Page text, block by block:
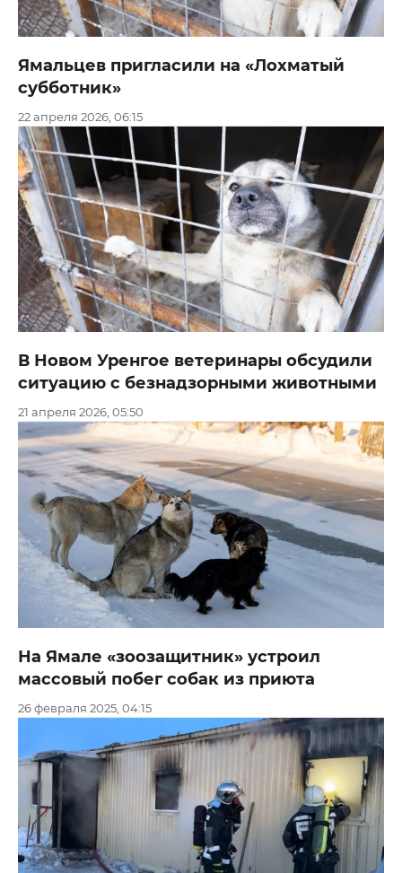
Ямальцев пригласили на «Лохматый
субботник»
22 апреля 2026, 06:15
В Новом Уренгое ветеринары обсудили
ситуацию с безнадзорными животными
21 апреля 2026, 05:50
На Ямале «зоозащитник» устроил
массовый побег собак из приюта
26 февраля 2025, 04:15